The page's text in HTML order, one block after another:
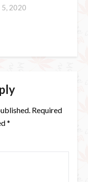
5, 2020
Required
*